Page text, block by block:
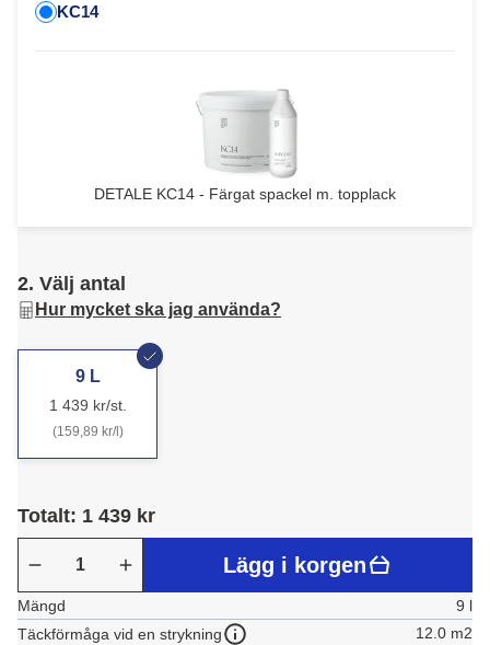
KC14
DETALE KC14 - Färgat spackel m. topplack
2. Välj antal
Hur mycket ska jag använda?
9 L
1 439 kr/st.
(159,89 kr/l)
Totalt: 1 439 kr
Lägg i korgen
Mängd
9 l
Täckförmåga vid en strykning
12.0 m2